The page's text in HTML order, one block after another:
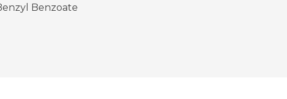
Benzoate